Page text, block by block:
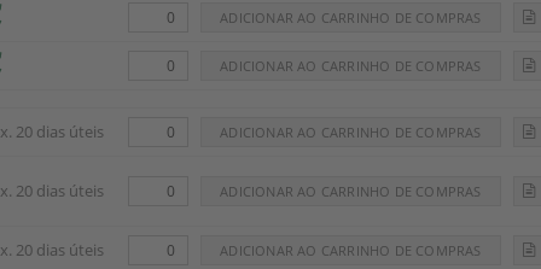
20 dias úteis
20 dias úteis
20 dias úteis